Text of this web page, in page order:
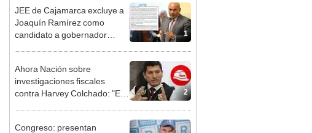
1
JEE de Cajamarca excluye a
Joaquín Ramírez como
candidato a gobernador
2
Ahora Nación sobre
investigaciones fiscales
contra Harvey Colchado: "El
Congreso: presentan